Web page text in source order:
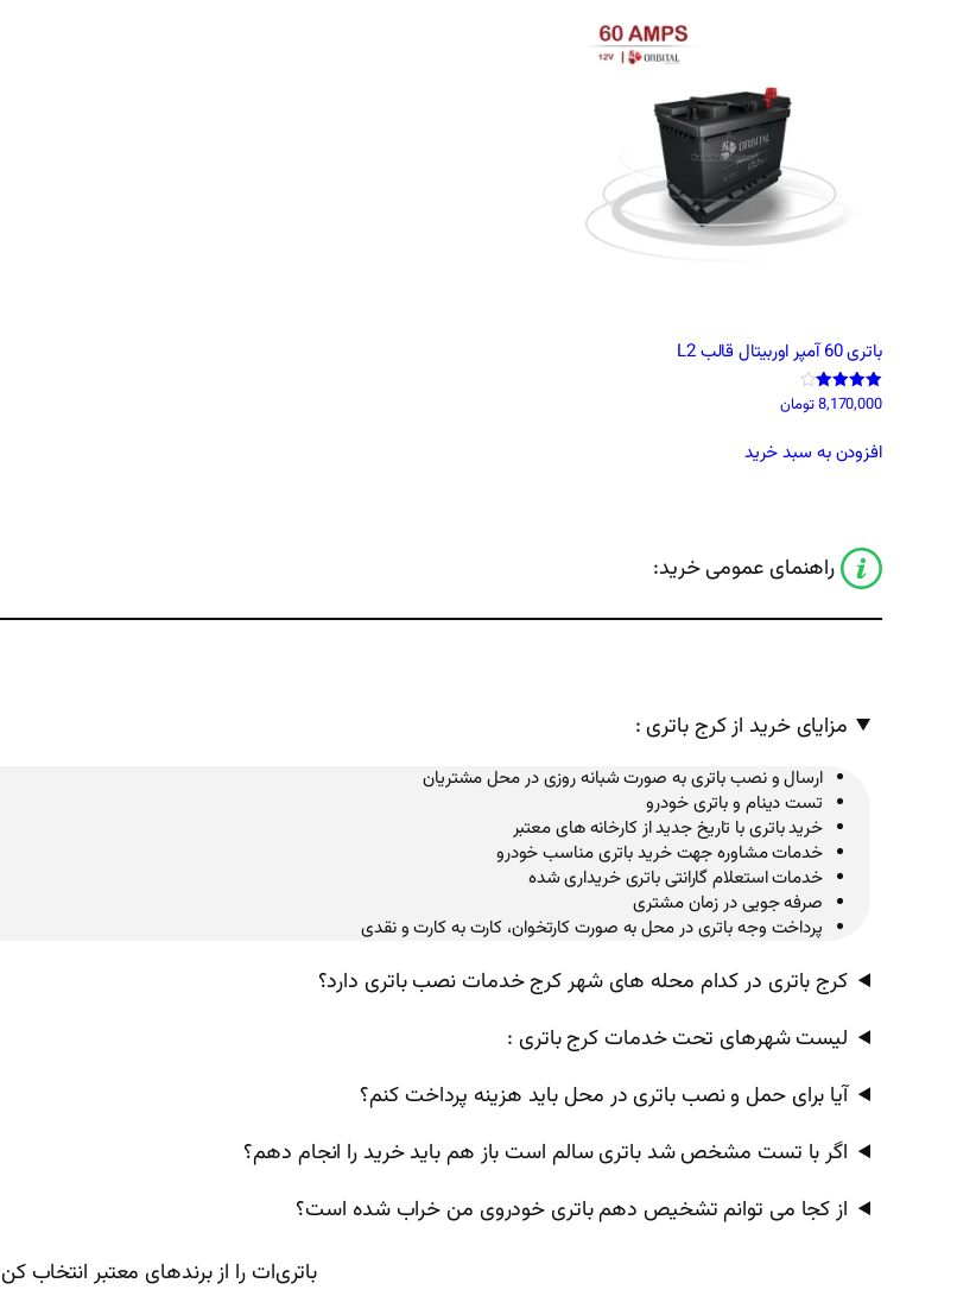
باتری 60 آمپر اوربیتال قالب L2
نمره
4.00
8,170,000تومان
افزودن به سبد خرید
راهنمای عمومی خرید:
مزایای خرید از کرج باتری :
ارسال و نصب باتری به صورت شبانه روزی در محل مشتریان
تست دینام و باتری خودرو
خرید باتری با تاریخ جدید از کارخانه های معتبر
خدمات مشاوره جهت خرید باتری مناسب خودرو
خدمات استعلام گارانتی باتری خریداری شده
صرفه جویی در زمان مشتری
پرداخت وجه باتری در محل به صورت کارتخوان، کارت به کارت و نقدی
کرج باتری در کدام محله های شهر کرج خدمات نصب باتری دارد؟
لیست شهرهای تحت خدمات کرج باتری :
آیا برای حمل و نصب باتری در محل باید هزینه پرداخت کنم؟
اگر با تست مشخص شد باتری سالم است باز هم باید خرید را انجام دهم؟
از کجا می توانم تشخیص دهم باتری خودروی من خراب شده است؟
باتری‌ات را از برندهای معتبر انتخاب کن